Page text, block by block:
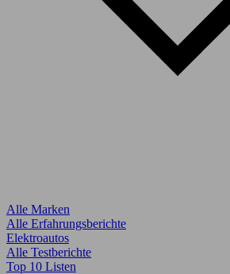
Alle Marken
Alle Erfahrungsberichte
Elektroautos
Alle Testberichte
Top 10 Listen